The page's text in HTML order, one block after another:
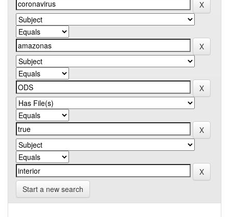
Start a new search